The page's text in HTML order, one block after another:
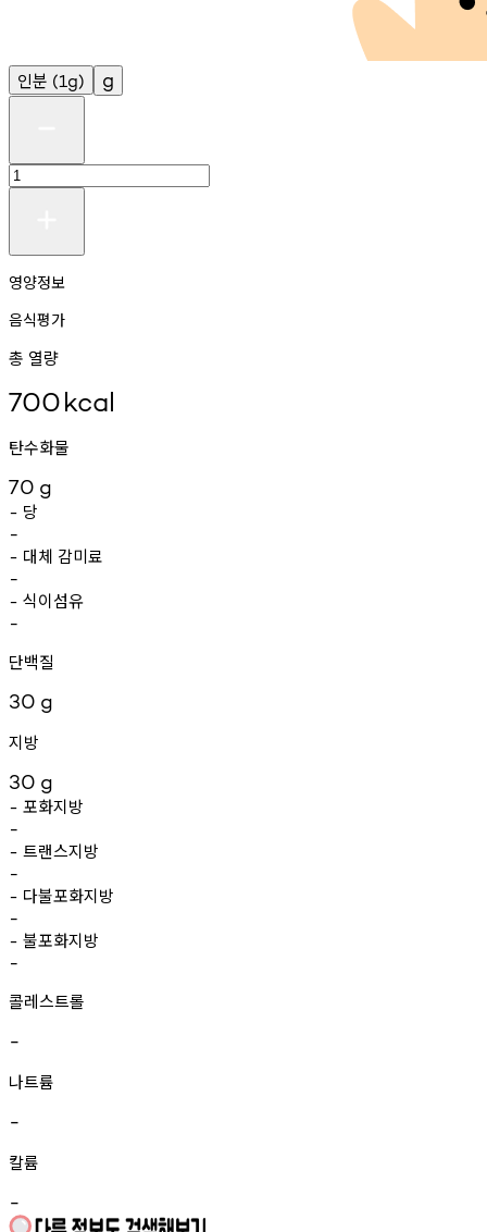
인분 (1g) g
영양정보
음식평가
총 열량
700kcal
탄수화물
70 g
- 당
-
- 대체 감미료
-
- 식이섬유
-
단백질
30 g
지방
30 g
- 포화지방
-
- 트랜스지방
-
- 다불포화지방
-
- 불포화지방
-
콜레스트롤
-
나트륨
-
칼륨
-